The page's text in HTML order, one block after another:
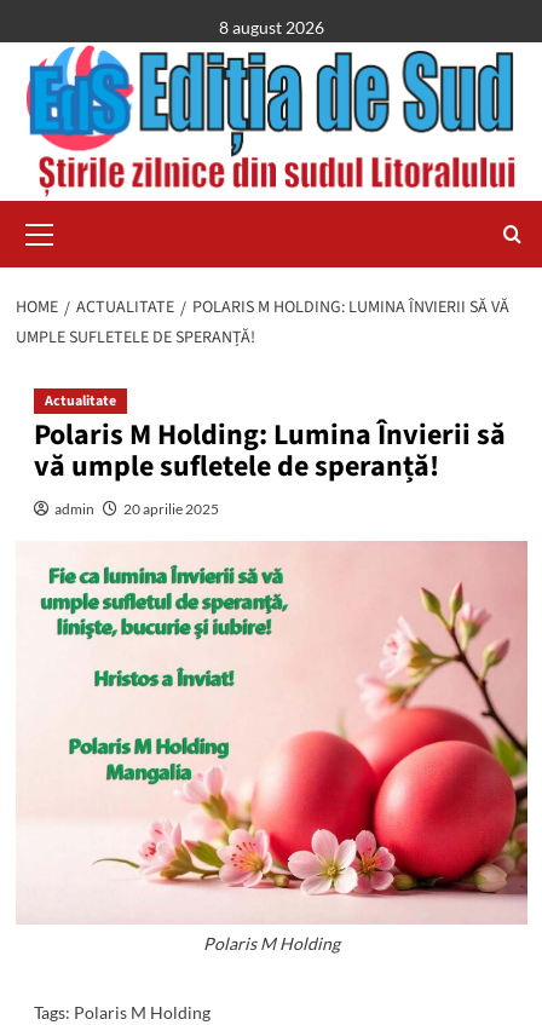
to
content
8 august 2026
Menu
HOME ACTUALITATE
POLARIS M HOLDING: LUMINA ÎNVIERII SĂ VĂ
UMPLE SUFLETELE DE SPERANȚĂ!
Actualitate
Polaris M Holding: Lumina Învierii să
vă umple sufletele de speranță!
admin 20 aprilie 2025
Polaris M Holding
Tags: Polaris M Holding